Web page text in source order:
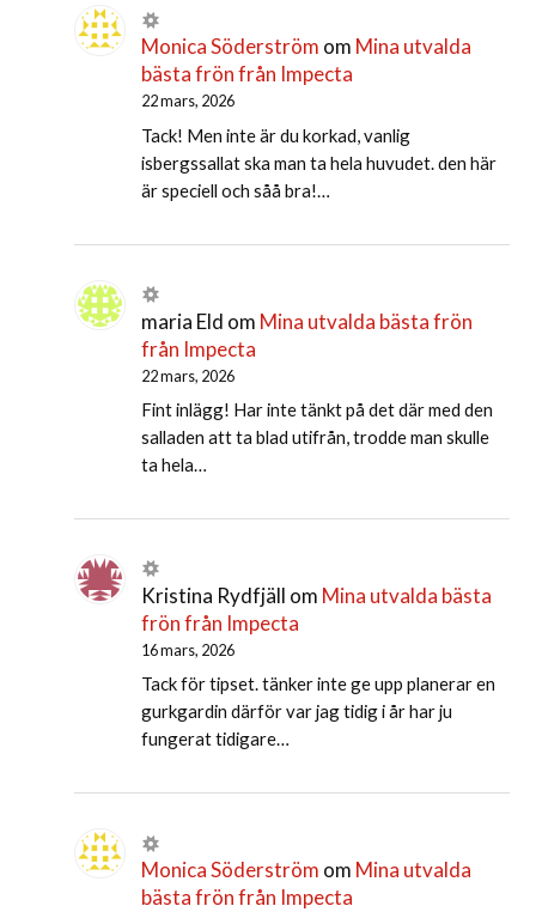
Monica Söderström om Mina utvalda
bästa frön från Impecta
22 mars, 2026
Tack! Men inte är du korkad, vanlig
isbergssallat ska man ta hela huvudet. den här
är speciell och såå bra!…
maria Eld om Mina utvalda bästa frön
från Impecta
22 mars, 2026
Fint inlägg! Har inte tänkt på det där med den
salladen att ta blad utifrån, trodde man skulle
ta hela…
Kristina Rydfjäll om Mina utvalda bästa
frön från Impecta
16 mars, 2026
Tack för tipset. tänker inte ge upp planerar en
gurkgardin därför var jag tidig i år har ju
fungerat tidigare…
Monica Söderström om Mina utvalda
bästa frön från Impecta